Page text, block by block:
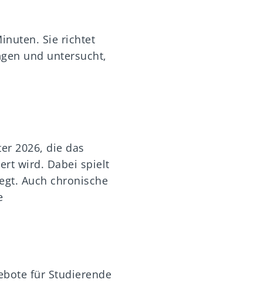
Sie richtet
und untersucht,
2026, die das
wird. Dabei spielt
Auch chronische
für Studierende